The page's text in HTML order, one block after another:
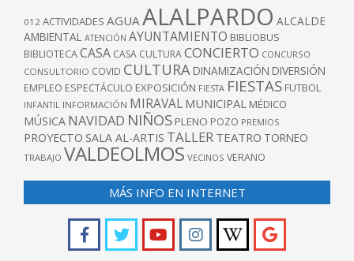
012 ACTIVIDADES AGUAALALPARDO ALCALDE
AMBIENTAL ATENCIÓN AYUNTAMIENTO BIBLIOBUS
BIBLIOTECACASA CASA CULTURACONCIERTO CONCURSO
CONSULTORIO COVID CULTURA DINAMIZACIÓN DIVERSIÓN
EMPLEO ESPECTÁCULO EXPOSICIÓN FIESTA FIESTAS FUTBOL
INFANTIL INFORMACIÓN MIRAVAL MUNICIPAL MÉDICO
MÚSICA NAVIDAD NIÑOS PLENO POZO PREMIOS
PROYECTO SALA AL-ARTIS TALLER TEATRO TORNEO
TRABAJO VALDEOLMOS VECINOS VERANO
MÁS INFO EN INTERNET